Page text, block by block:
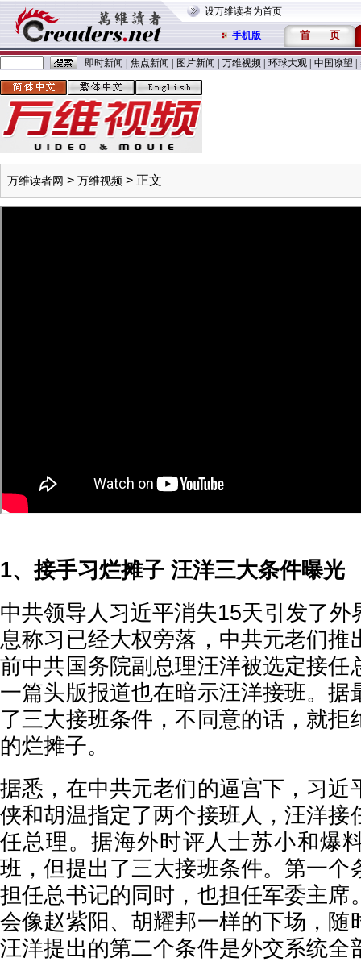
设万维读者为首页
手机版 首 页
即时新闻 焦点新闻 图片新闻 万维视频 环球大观 中国嘹望
万维读者网 > 万维视频 > 正文
1、接手习烂摊子 汪洋三大条件曝光
中共领导人习近平消失15天引发了外
息称习已经大权旁落，中共元老们推
前中共国务院副总理汪洋被选定接任
一篇头版报道也在暗示汪洋接班。据
了三大接班条件，不同意的话，就拒
的烂摊子。
据悉，在中共元老们的逼宫下，习近
侠和胡温指定了两个接班人，汪洋接
任总理。据海外时评人士苏小和爆
班，但提出了三大接班条件。第一个
担任总书记的同时，也担任军委主席
会像赵紫阳、胡耀邦一样的下场，随
汪洋提出的第二个条件是外交系统全